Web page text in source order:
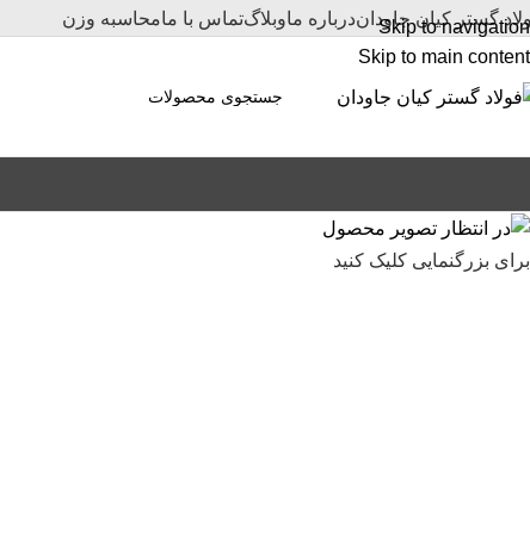
Skip to navigation
Skip to main content
گستر کیان جاوداندرباره ماوبلاگتماس با مامحاسبه وزن
برای بزرگنمایی کلیک کنید